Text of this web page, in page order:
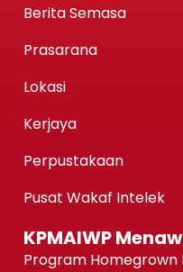
Berita Semasa
Prasarana
Lokasi
Kerjaya
Perpustakaan
Pusat Wakaf Intelek
KPMAIWP
Program Homegrown